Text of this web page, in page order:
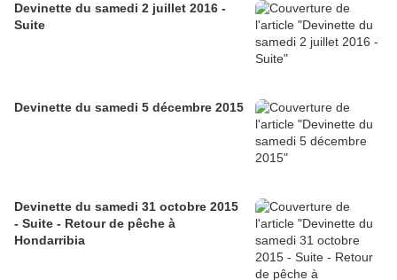
Devinette du samedi 2 juillet 2016 -
Suite
Devinette du samedi 5 décembre 2015
Devinette du samedi 31 octobre 2015
- Suite - Retour de pêche à
Hondarribia